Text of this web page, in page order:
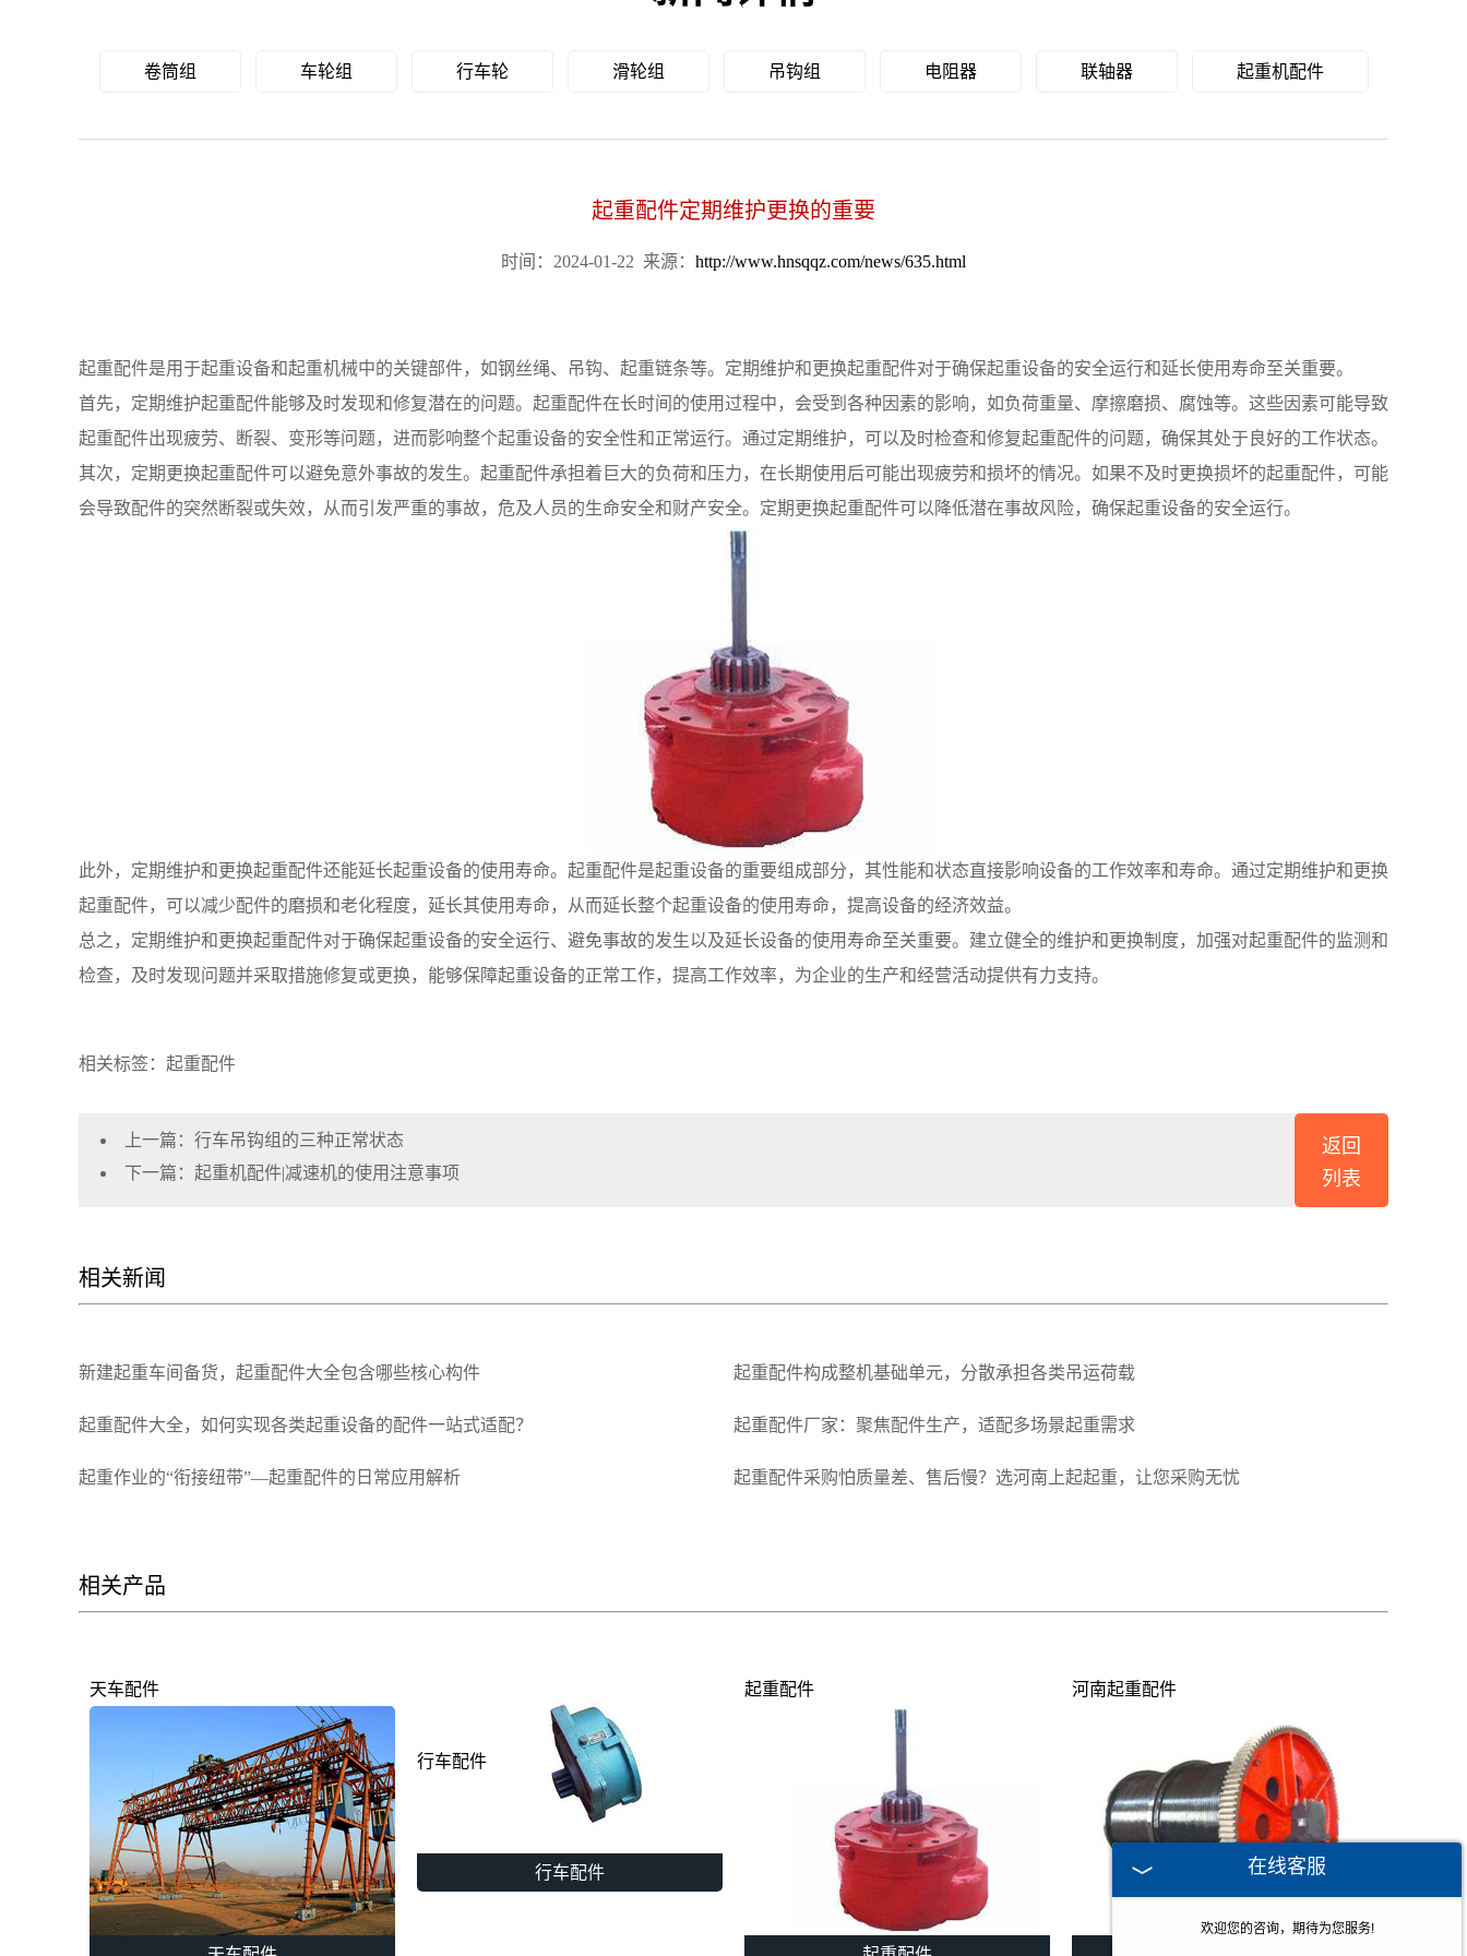
卷筒组 车轮组 行车轮 滑轮组 吊钩组 电阻器 联轴器 起重机配件
起重配件定期维护更换的重要
时间：2024-01-22 来源： http://www.hnsqqz.com/news/635.html
起重配件是用于起重设备和起重机械中的关键部件，如钢丝绳、吊钩、起重链条等。定期维护和更换起重配件对于确保起重设备的安全运行和延长使用寿命至关重要。
首先，定期维护起重配件能够及时发现和修复潜在的问题。起重配件在长时间的使用过程中，会受到各种因素的影响，如负荷重量、摩擦磨损、腐蚀等。这些因素可能导致
起重配件出现疲劳、断裂、变形等问题，进而影响整个起重设备的安全性和正常运行。通过定期维护，可以及时检查和修复起重配件的问题，确保其处于良好的工作状态。
其次，定期更换起重配件可以避免意外事故的发生。起重配件承担着巨大的负荷和压力，在长期使用后可能出现疲劳和损坏的情况。如果不及时更换损坏的起重配件，可能
会导致配件的突然断裂或失效，从而引发严重的事故，危及人员的生命安全和财产安全。定期更换起重配件可以降低潜在事故风险，确保起重设备的安全运行。
此外，定期维护和更换起重配件还能延长起重设备的使用寿命。起重配件是起重设备的重要组成部分，其性能和状态直接影响设备的工作效率和寿命。通过定期维护和更换
起重配件，可以减少配件的磨损和老化程度，延长其使用寿命，从而延长整个起重设备的使用寿命，提高设备的经济效益。
总之，定期维护和更换起重配件对于确保起重设备的安全运行、避免事故的发生以及延长设备的使用寿命至关重要。建立健全的维护和更换制度，加强对起重配件的监测和
检查，及时发现问题并采取措施修复或更换，能够保障起重设备的正常工作，提高工作效率，为企业的生产和经营活动提供有力支持。
相关标签：起重配件
上一篇： 行车吊钩组的三种正常状态
下一篇： 起重机配件|减速机的使用注意事项
返回
列表
相关新闻
新建起重车间备货，起重配件大全包含哪些核心构件 起重配件构成整机基础单元，分散承担各类吊运荷载
起重配件大全，如何实现各类起重设备的配件一站式适配？ 起重配件厂家：聚焦配件生产，适配多场景起重需求
起重作业的“衔接纽带”—起重配件的日常应用解析 起重配件采购怕质量差、售后慢？选河南上起起重，让您采购无忧
相关产品
天车配件
行车配件
行车配件
起重配件 河南起重配件
在线客服
欢迎您的咨询，期待为您服务!